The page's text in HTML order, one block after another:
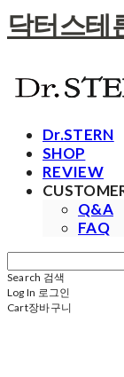
닥터스테
Dr.STERN
SHOP
REVIEW
Q&A
FAQ
Search 검색
Log In 로그인
Cart장바구니